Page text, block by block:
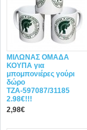
ΜΙΛΩΝΑΣ ΟΜΑΔΑ
ΚΟΥΠΑ για
μπομπονιέρες γούρι
δώρο
ΤΖΑ-597087/31185
2.98€!!!
2,98€